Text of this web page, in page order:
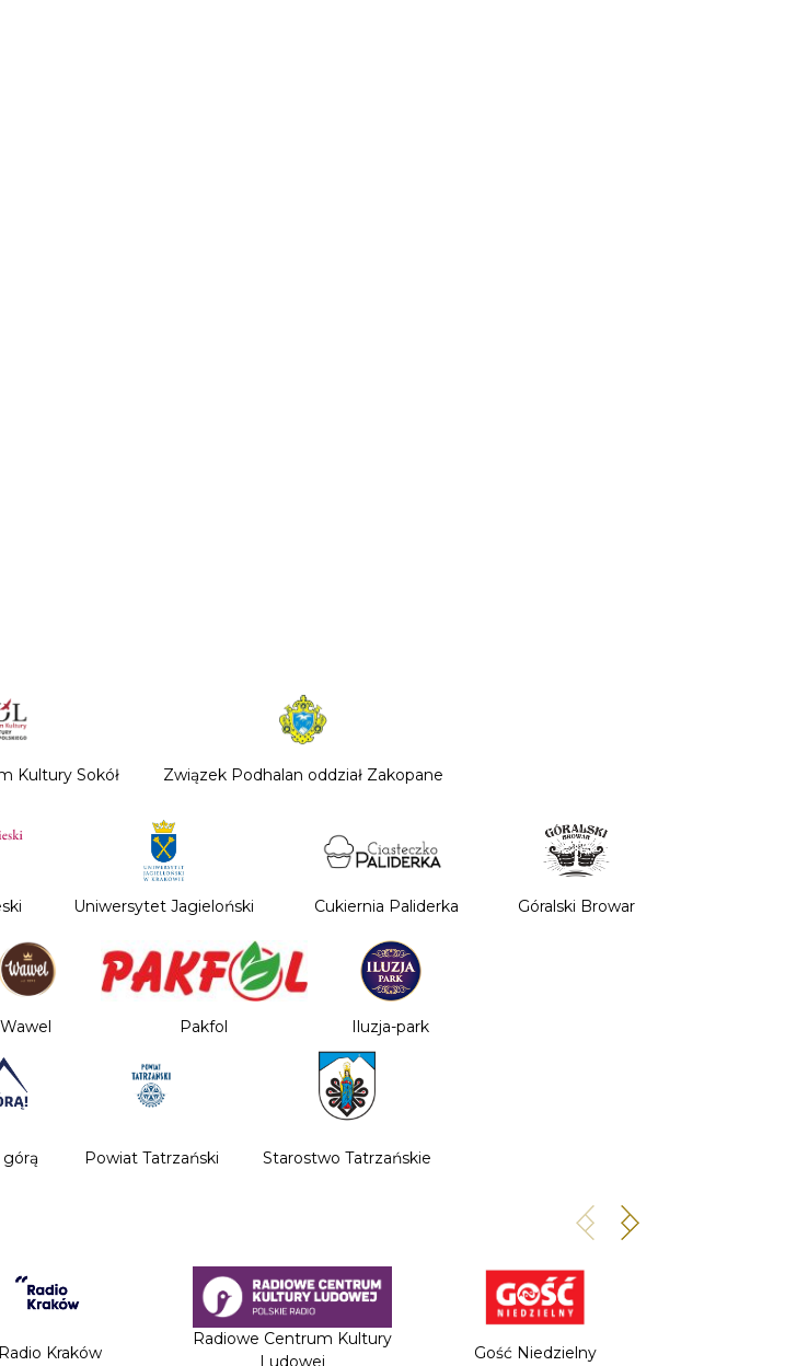
Kultury Sokół Związek Podhalan oddział Zakopane
Uniwersytet Jagieloński Cukiernia Paliderka Góralski Browar
Wawel Pakfol Iluzja-park
górą Powiat Tatrzański Starostwo Tatrzańskie
Radio Kraków
Radiowe Centrum Kultury
Ludowej
Gość Niedzielny